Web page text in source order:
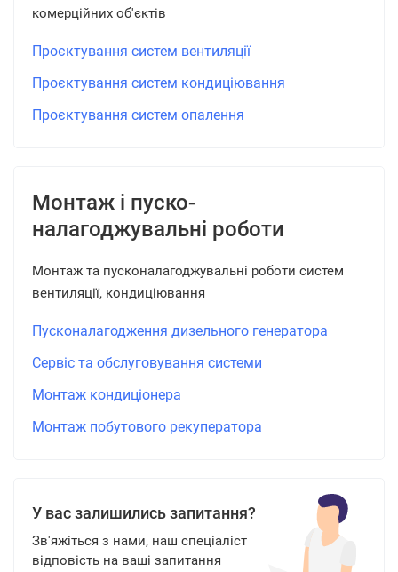
комерційних об'єктів
Проєктування систем вентиляції
Проєктування систем кондиціювання
Проєктування систем опалення
Монтаж і пуско-
налагоджувальні роботи
Монтаж та пусконалагоджувальні роботи систем
вентиляції, кондиціювання
Пусконалагодження дизельного генератора
Сервіс та обслуговування системи
Монтаж кондиціонера
Монтаж побутового рекуператора
У вас залишились запитання?
Зв'яжіться з нами, наш спеціаліст
відповість на ваші запитання